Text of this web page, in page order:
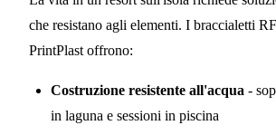
che resistano agli elementi. I braccialetti
PrintPlast offrono:
Costruzione resistente all'acqua -
in laguna e sessioni in piscina